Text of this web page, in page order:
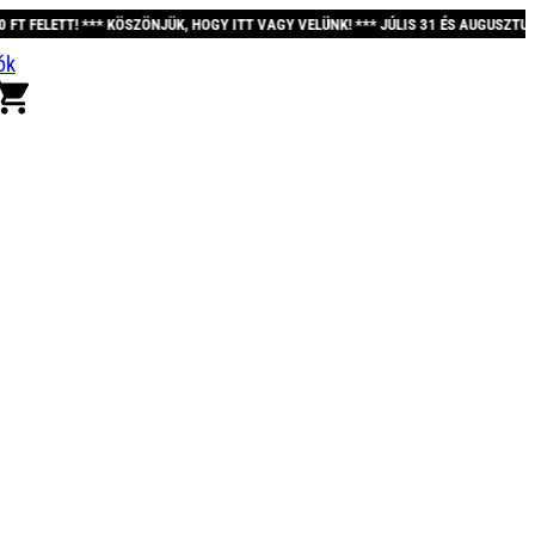
HOGY ITT VAGY VELÜNK! *** JÚLIS 31 ÉS AUGUSZTUS 12. KÖZÖTT A